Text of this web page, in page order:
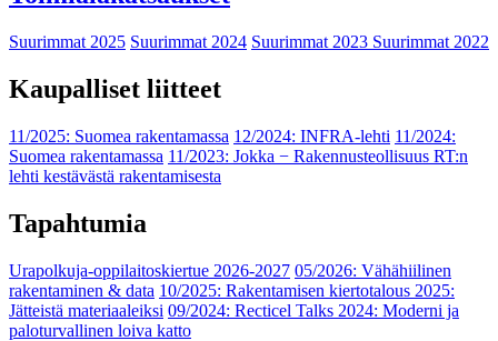
Suurimmat 2025 Suurimmat 2024 Suurimmat 2023 Suurimmat 2022
Kaupalliset liitteet
11/2025: Suomea rakentamassa 12/2024: INFRA-lehti 11/2024:
Suomea rakentamassa 11/2023: Jokka − Rakennusteollisuus RT:n
lehti kestävästä rakentamisesta
Tapahtumia
Urapolkuja-oppilaitoskiertue 2026-2027 05/2026: Vähähiilinen
rakentaminen & data 10/2025: Rakentamisen kiertotalous 2025:
Jätteistä materiaaleiksi 09/2024: Recticel Talks 2024: Moderni ja
paloturvallinen loiva katto